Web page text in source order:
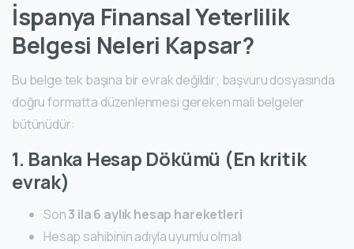
İspanya Finansal Yeterlilik
Belgesi Neleri Kapsar?
Bu belge tek başına bir evrak değildir; başvuru dosyasında
doğru formatta düzenlenmesi gereken mali belgeler
bütünüdür:
1. Banka Hesap Dökümü (En kritik
evrak)
Son3 ila 6 aylık hesap hareketleri
Hesap sahibinin adıyla uyumlu olmalı